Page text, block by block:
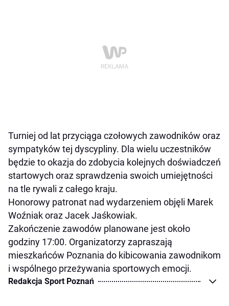
Turniej od lat przyciąga czołowych zawodników oraz
sympatyków tej dyscypliny. Dla wielu uczestników
będzie to okazja do zdobycia kolejnych doświadczeń
startowych oraz sprawdzenia swoich umiejętności
na tle rywali z całego kraju.
Honorowy patronat nad wydarzeniem objęli Marek
Woźniak oraz Jacek Jaśkowiak.
Zakończenie zawodów planowane jest około
godziny 17:00. Organizatorzy zapraszają
mieszkańców Poznania do kibicowania zawodnikom
i wspólnego przeżywania sportowych emocji.
Redakcja Sport Poznań